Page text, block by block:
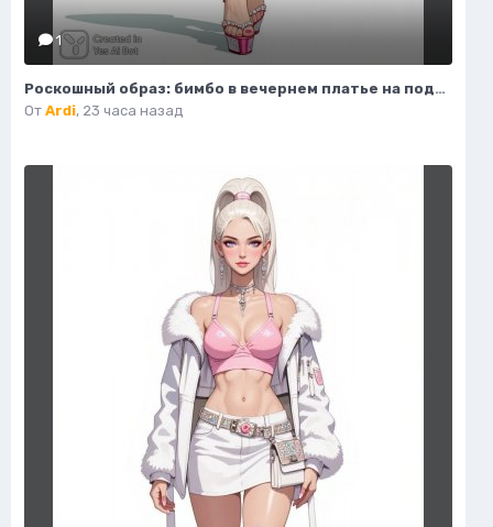
1
Роскошный образ: бимбо в вечернем платье на подиуме. Генерация из нейронной сети Flux 1
От Ardi, 23 часа назад